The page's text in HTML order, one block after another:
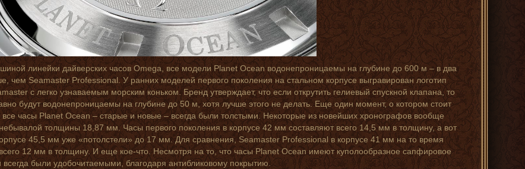
линейки дайверских часов Omega, все модели Planet Ocean водонепроницаемы на глубине до 600 м – в два
чем Seamaster Professional. У ранних моделей первого поколения на стальном корпусе выгравирован логотип
с легко узнаваемым морским коньком. Бренд утверждает, что если открутить гелиевый спускной клапана, то
будут водонепроницаемы на глубине до 50 м, хотя лучше этого не делать. Еще один момент, о котором стоит
все часы Planet Ocean – старые и новые – всегда были толстыми. Некоторые из новейших хронографов вообще
толщины 18,87 мм. Часы первого поколения в корпусе 42 мм составляют всего 14,5 мм в толщину, а вот
45,5 мм уже «потолстели» до 17 мм. Для сравнения, Seamaster Professional в корпусе 41 мм на то время
12 мм в толщину. И еще кое-что. Несмотря на то, что часы Planet Ocean имеют куполообразное сапфировое
всегда были удобочитаемыми, благодаря антибликовому покрытию.